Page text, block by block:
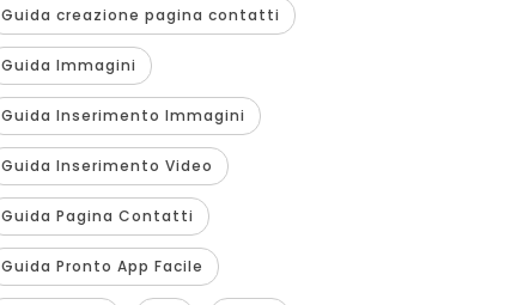
Guida creazione pagina contatti
Guida Immagini
Guida Inserimento Immagini
Guida Inserimento Video
Guida Pagina Contatti
Guida Pronto App Facile